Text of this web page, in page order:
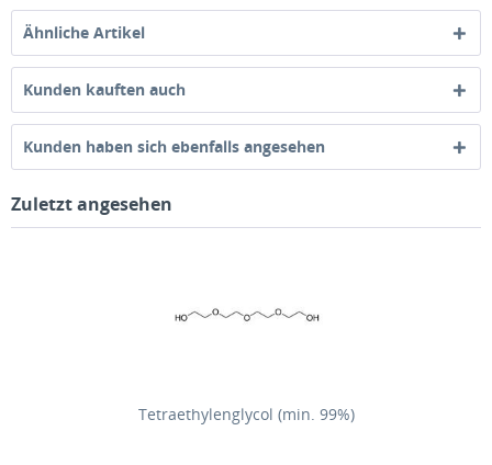
Ähnliche Artikel
Kunden kauften auch
Kunden haben sich ebenfalls angesehen
Zuletzt angesehen
Tetraethylenglycol (min. 99%)